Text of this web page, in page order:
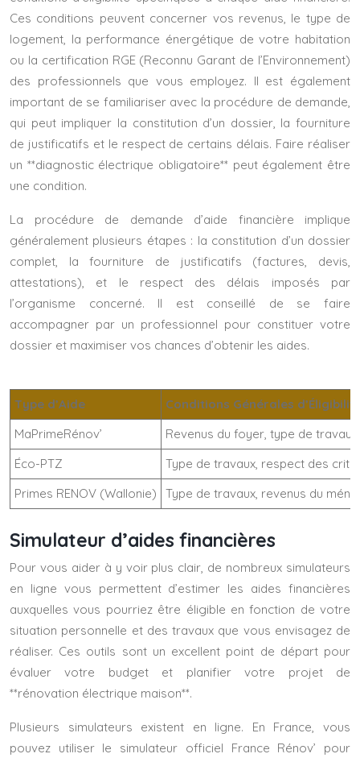
Ces conditions peuvent concerner vos revenus, le type de
logement, la performance énergétique de votre habitation
ou la certification RGE (Reconnu Garant de l’Environnement)
des professionnels que vous employez. Il est également
important de se familiariser avec la procédure de demande,
qui peut impliquer la constitution d’un dossier, la fourniture
de justificatifs et le respect de certains délais. Faire réaliser
un **diagnostic électrique obligatoire** peut également être
une condition.
La procédure de demande d’aide financière implique
généralement plusieurs étapes : la constitution d’un dossier
complet, la fourniture de justificatifs (factures, devis,
attestations), et le respect des délais imposés par
l’organisme concerné. Il est conseillé de se faire
accompagner par un professionnel pour constituer votre
dossier et maximiser vos chances d’obtenir les aides.
Type d’Aide
Conditions Générales
MaPrimeRénov’
Revenus du foyer, type de
Éco-PTZ
Type de travaux, respect des
Primes RENOV (Wallonie)
Type de travaux, revenus du
Simulateur d’aides financières
Pour vous aider à y voir plus clair, de nombreux simulateurs
en ligne vous permettent d’estimer les aides financières
auxquelles vous pourriez être éligible en fonction de votre
situation personnelle et des travaux que vous envisagez de
réaliser. Ces outils sont un excellent point de départ pour
évaluer votre budget et planifier votre projet de
**rénovation électrique maison**.
Plusieurs simulateurs existent en ligne. En France, vous
pouvez utiliser le simulateur officiel France Rénov’ pour